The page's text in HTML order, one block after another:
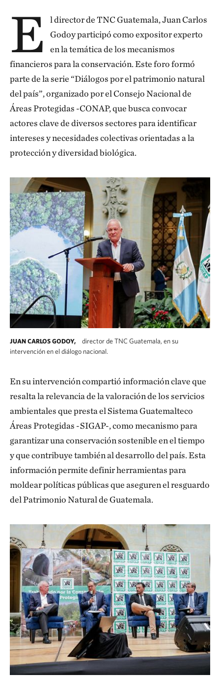
E
l director de TNC Guatemala, Juan Carlos
Godoy participó como expositor experto
en la temática de los mecanismos
financieros para la conservación. Este foro formó
parte de la serie “Diálogos por el patrimonio natural
del país”, organizado por el Consejo Nacional de
Áreas Protegidas -CONAP, que busca convocar
actores clave de diversos sectores para identificar
intereses y necesidades colectivas orientadas a la
protección y diversidad biológica.
JUAN CARLOS GODOY,
director de TNC Guatemala, en su
intervención en el diálogo nacional.
En su intervención compartió información clave que
resalta la relevancia de la valoración de los servicios
ambientales que presta el Sistema Guatemalteco
Áreas Protegidas -SIGAP-, como mecanismo para
garantizar una conservación sostenible en el tiempo
y que contribuye también al desarrollo del país. Esta
información permite definir herramientas para
moldear políticas públicas que aseguren el resguardo
del Patrimonio Natural de Guatemala.